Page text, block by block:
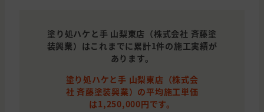
塗り処ハケと手 山梨東店（株式会社 斉藤塗
装興業）はこれまでに累計1件の施工実績が
あります。
塗り処ハケと手 山梨東店（株式会
社 斉藤塗装興業）の平均施工単価
は1,250,000円です。